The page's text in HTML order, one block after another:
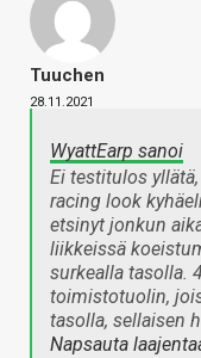
Tuuchen
28.11.2021
WyattEarp sanoi
Ei testitulos
racing look
etsinyt jonkun
liikkeissä
surkealla tasolla.
toimistotuolin,
tasolla, sellaisen
Napsauta